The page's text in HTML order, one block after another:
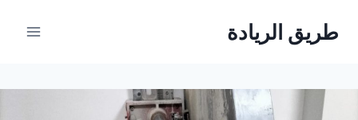
طريق الريادة